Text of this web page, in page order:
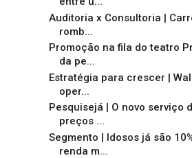
Auditoria x Consultoria |
romb...
Promoção na fila do teatro
da pe...
Estratégia para crescer |
oper...
Pesquisejá | O novo serviço
preços ...
Segmento | Idosos já são
renda m...